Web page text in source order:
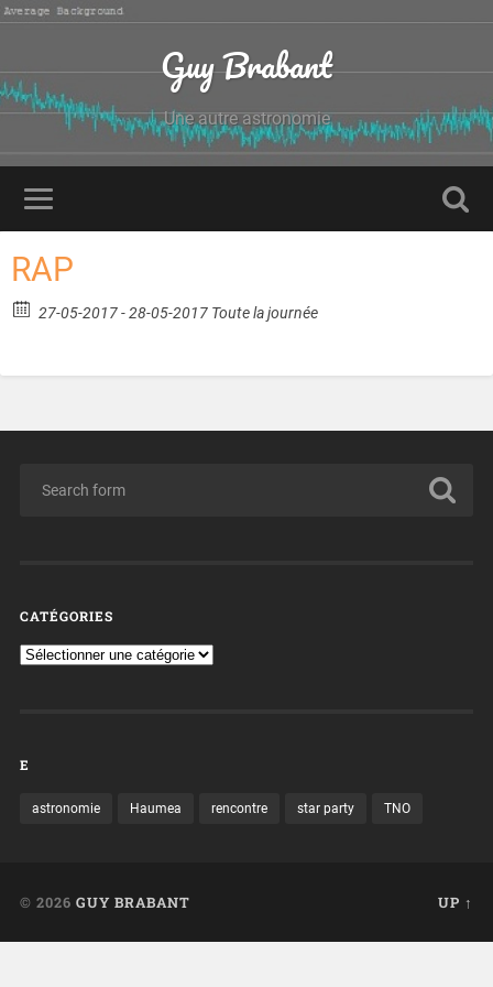
Guy Brabant
Une autre astronomie
RAP
27-05-2017 - 28-05-2017 Toute la journée
CATÉGORIES
E
astronomie Haumea rencontre star party TNO
© 2026 GUY BRABANT UP ↑